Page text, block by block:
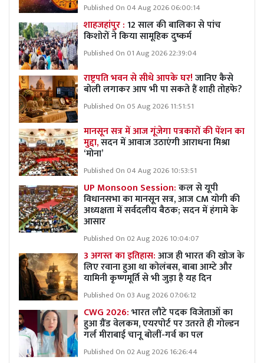
Published On 04 Aug 2026 06:00:14
शाहजहांपुर :12 साल की बालिका से पांच
किशोरों ने किया सामूहिक दुष्कर्म
Published On 01 Aug 2026 22:39:04
राष्ट्रपति भवन से सीधे आपके घर!जानिए कैसे
बोली लगाकर आप भी पा सकते हैं शाही तोहफे?
Published On 05 Aug 2026 11:51:51
मानसून सत्र में आज गूंजेगा पत्रकारों की पेंशन का
मुद्दा,सदन में आवाज उठाएंगी आराधना मिश्रा
‘मोना’
Published On 04 Aug 2026 10:53:51
UP Monsoon Session:कल से यूपी
विधानसभा का मानसून सत्र, आज CM योगी की
अध्यक्षता में सर्वदलीय बैठक; सदन में हंगामे के
आसार
Published On 02 Aug 2026 10:04:07
3 अगस्त का इतिहास:आज ही भारत की खोज के
लिए रवाना हुआ था कोलंबस, बाबा आम्टे और
यामिनी कृष्णमूर्ति से भी जुड़ा है यह दिन
Published On 03 Aug 2026 07:06:12
CWG 2026:भारत लौटे पदक विजेताओं का
हुआ ग्रैंड वेलकम, एयरपोर्ट पर उतरते ही गोल्डन
गर्ल मीराबाई चानू बोलीं-गर्व का पल
Published On 02 Aug 2026 16:26:44